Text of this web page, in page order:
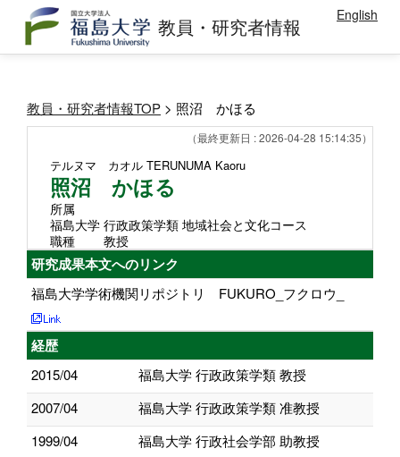
教員・研究者情報 English
教員・研究者情報TOP > 照沼 かほる
（最終更新日 : 2026-04-28 15:14:35）
テルヌマ カオル TERUNUMA Kaoru
照沼 かほる
所属
福島大学 行政政策学類 地域社会と文化コース
職種
教授
研究成果本文へのリンク
福島大学学術機関リポジトリ FUKURO_フクロウ_
経歴
2015/04
福島大学 行政政策学類 教授
2007/04
福島大学 行政政策学類 准教授
1999/04
福島大学 行政社会学部 助教授